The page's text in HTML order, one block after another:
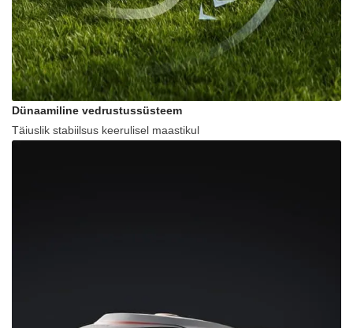
Dünaamiline vedrustussüsteem
Täiuslik stabiilsus keerulisel maastikul